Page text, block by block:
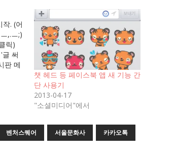
. (어
,.ㅡ;)
릭)
써
판 메
이
려
라
스팅.
챗 헤드 등 페이스북 앱 새 기능 간
단 사용기
2013-04-17
"소셜미디어"에서
벤처스퀘어 서울문화사 카카오톡